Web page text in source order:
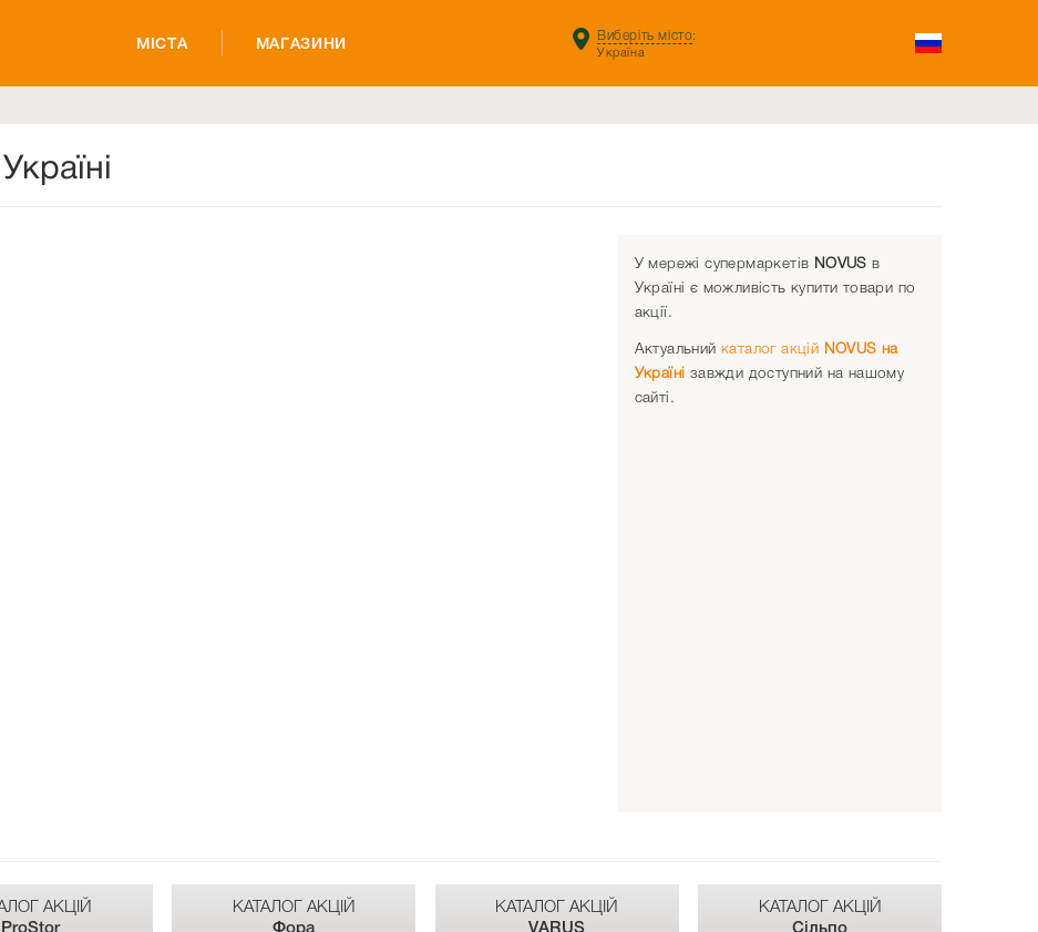
МІСТА МАГАЗИНИ Виберіть місто:
Україна
У мережі супермаркетів NOVUS в
Україні є можливість купити товари по
акції.
Актуальний каталог акцій NOVUS на
Україні завжди доступний на нашому
сайті.
АКЦІЙ
ProStor
КАТАЛОГ АКЦІЙ
Фора
КАТАЛОГ АКЦІЙ
VARUS
КАТАЛОГ АКЦІЙ
Сiльпо